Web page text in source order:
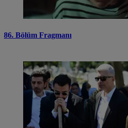
86. Bölüm Fragmanı